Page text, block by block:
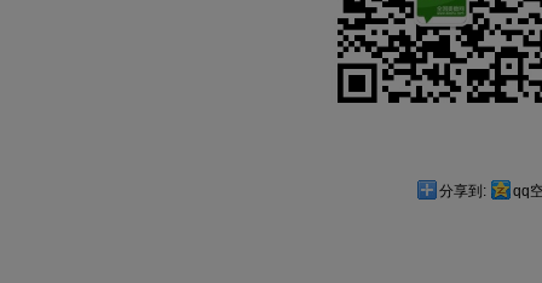
分享到: qq